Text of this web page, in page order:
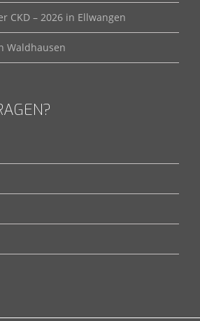
CKD – 2026 in Ellwangen
Waldhausen